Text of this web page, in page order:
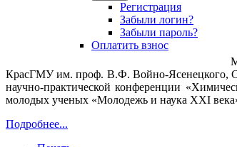
Регистрация
Забыли логин?
Забыли пароль?
Оплатить взнос
КрасГМУ им. проф. В.Ф. Войно-Ясенецкого,
научно-практической конференции
молодых ученых «Молодежь и наука XXI
Подробнее...